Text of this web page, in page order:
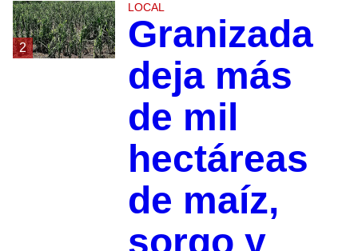
2
LOCAL
Granizada
deja más
de mil
hectáreas
de maíz,
sorgo y